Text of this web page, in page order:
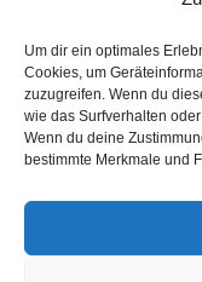
Um dir ein optimales
Cookies, um
zuzugreifen. Wenn du
wie das Surfverhalten
Wenn du deine
bestimmte Merkmale und
© 2025-2026 Wear-